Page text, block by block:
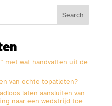
Search
met wat handvatten uit de
van echte topatleten?
laten aansluiten van
naar een wedstrijd toe